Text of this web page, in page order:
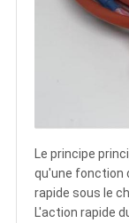
Le principe
qu'une fonction
rapide sous le
L'action rapide